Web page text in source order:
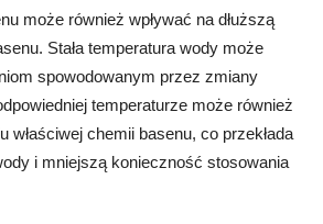
może również wpływać na dłuższą
Stała temperatura wody może
spowodowanym przez zmiany
temperaturze może również
właściwej chemii basenu, co przekłada
i mniejszą konieczność stosowania